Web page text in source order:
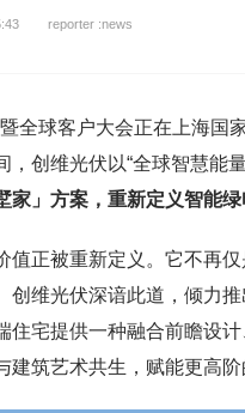
reporter :news
全球客户大会正在上海国
创维光伏以“全球智慧能
」 方案，重新定义智能
正被重新定义。它不再仅
创维光伏深谙此道，倾力推
住宅提供一种融合前瞻设
筑艺术共生，赋能更高阶